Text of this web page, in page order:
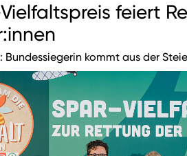
Vielfaltspreis feiert
Bundessiegerin kommt aus der